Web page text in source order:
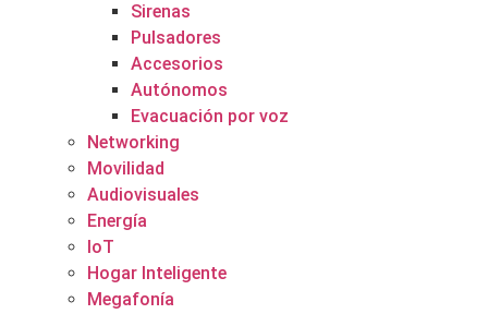
Sirenas
Pulsadores
Accesorios
Autónomos
Evacuación por voz
Networking
Movilidad
Audiovisuales
Energía
IoT
Hogar Inteligente
Megafonía